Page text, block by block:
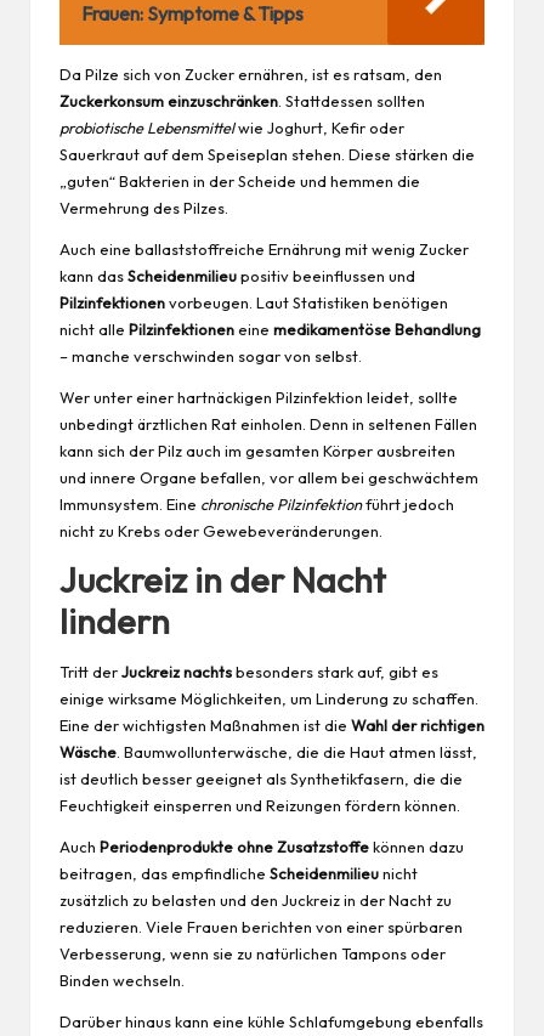
Frauen: Symptome & Tipps
Da Pilze sich von Zucker ernähren, ist es ratsam, den
Zuckerkonsum einzuschränken . Stattdessen sollten
probiotischeLebensmittelwie Joghurt, Kefir oder
Sauerkraut auf dem Speiseplan stehen. Diese stärken die
„guten“ Bakterien in der Scheide und hemmen die
Vermehrung des Pilzes.
Auch eine ballaststoffreiche Ernährung mit wenig Zucker
kann dasScheidenmilieupositiv beeinflussen und
Pilzinfektionenvorbeugen. Laut Statistiken benötigen
nicht alle Pilzinfektioneneine medikamentöse Behandlung
– manche verschwinden sogar von selbst.
Wer unter einer hartnäckigen Pilzinfektion leidet, sollte
unbedingt ärztlichen Rat einholen. Denn in seltenen Fällen
kann sich der Pilz auch im gesamten Körper ausbreiten
und innere Organe befallen, vor allem bei geschwächtem
Immunsystem. Eine chronische Pilzinfektionführt jedoch
nicht zu Krebsoder Gewebeveränderungen.
Juckreiz in der Nacht
lindern
Tritt derJuckreiz nachtsbesonders stark auf, gibt es
einige wirksame Möglichkeiten, um Linderung zu schaffen.
Eine der wichtigsten Maßnahmen ist die Wahl der richtigen
Wäsche . Baumwollunterwäsche, die die Haut atmen lässt,
ist deutlich besser geeignet als Synthetikfasern, die die
Feuchtigkeit einsperren und Reizungen fördern können.
Auch Periodenprodukte ohne Zusatzstoffekönnen dazu
beitragen, das empfindliche Scheidenmilieunicht
zusätzlich zu belasten und den Juckreiz in der Nacht zu
reduzieren. Viele Frauen berichten von einer spürbaren
Verbesserung, wenn sie zu natürlichen Tampons oder
Binden wechseln.
Darüber hinaus kann eine kühle Schlafumgebung ebenfalls